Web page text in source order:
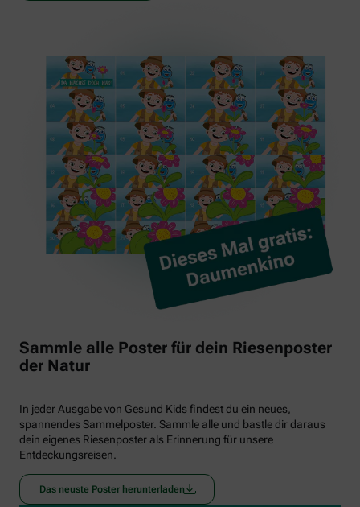
Sammle alle Poster für dein Riesenposter
der Natur
In jeder Ausgabe von Gesund Kids findest du ein neues,
spannendes Sammelposter. Sammle alle und bastle dir daraus
dein eigenes Riesenposter als Erinnerung für unsere
Entdeckungsreisen.
Das neuste Poster herunterladen